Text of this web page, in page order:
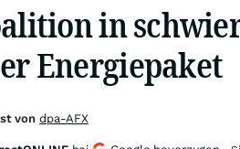
in
Energiepaket
von dpa-AFX